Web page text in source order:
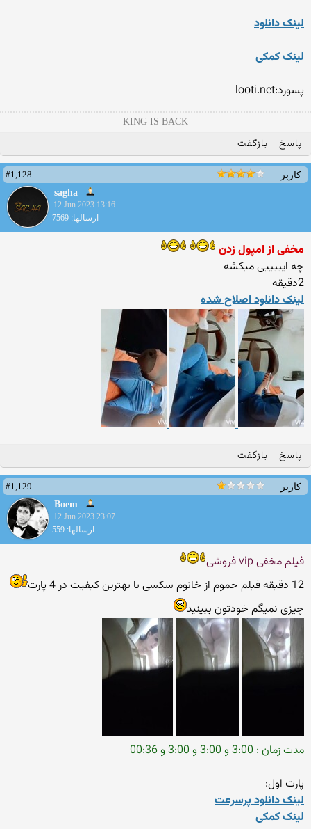
لینک دانلود
لینک کمکی
پسورد:looti.net
KING IS BACK
پاسخ بازگفت
کاربر
#1,128
sagha
12 Jun 2023 13:16
ارسالها: 7569
مخفی از امپول زدن
چه ایییییی میکشه
2دقیقه
لینک دانلود اصلاح شده
پاسخ بازگفت
کاربر
#1,129
Boem
12 Jun 2023 23:07
ارسالها: 559
فیلم مخفی vip فروشی
12 دقیقه فیلم حموم از خانوم سکسی با بهترین کیفیت در 4 پارت
چیزی نمیگم خودتون ببینید
مدت زمان : 3:00 و 3:00 و 3:00 و 00:36
پارت اول:
لینک دانلود پرسرعت
لینک کمکی